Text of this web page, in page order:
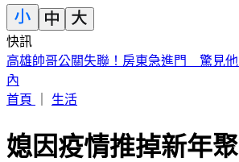
快訊
晚起南部雨勢接力！專家曝「雨炸北台
和
首頁
生活
媳因疫情推掉新年